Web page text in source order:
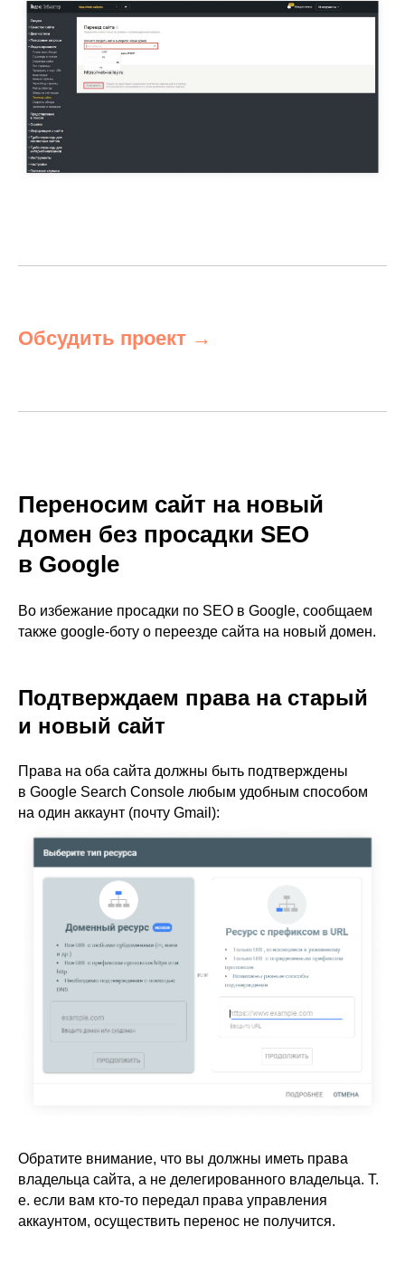
Обсудить проект →
Переносим сайт на новый
домен без просадки SEO
в Google
Во избежание просадки по SEO в Google, сообщаем
также google-боту о переезде сайта на новый домен.
Подтверждаем права на старый
и новый сайт
Права на оба сайта должны быть подтверждены
в Google Search Console любым удобным способом
на один аккаунт (почту Gmail):
Обратите внимание, что вы должны иметь права
владельца сайта, а не делегированного владельца. Т.
е. если вам кто-то передал права управления
аккаунтом, осуществить перенос не получится.